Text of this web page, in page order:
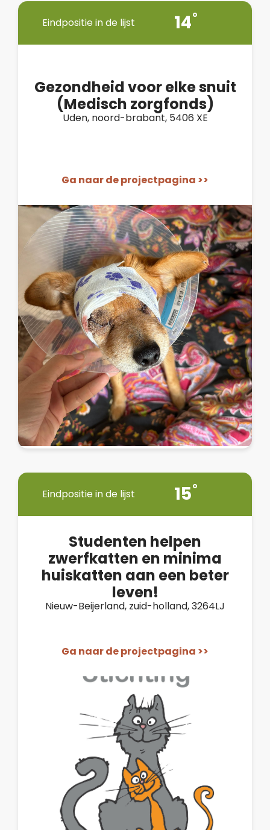
Eindpositie in de lijst 14
Gezondheid voor elke snuit
(Medisch zorgfonds)
Uden, noord-brabant, 5406 XE
Ga naar de projectpagina >>
Eindpositie in de lijst 15
Studenten helpen
zwerfkatten en minima
huiskatten aan een beter
leven!
Nieuw-Beijerland, zuid-holland, 3264LJ
Ga naar de projectpagina >>